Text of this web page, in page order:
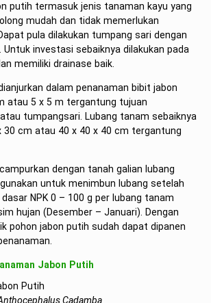
putih termasuk jenis tanaman kayu yang
mudah dan tidak memerlukan
pula dilakukan tumpang sari dengan
Untuk investasi sebaiknya dilakukan pada
memiliki drainase baik.
dalam penanaman bibit jabon
atau 5 x 5 m tergantung tujuan
tumpangsari. Lubang tanam sebaiknya
30 cm atau 40 x 40 x 40 cm tergantung
dengan tanah galian lubang
untuk menimbun lubang setelah
NPK 0 – 100 g per lubang tanam
hujan (Desember – Januari). Dengan
pohon jabon putih sudah dapat dipanen
Jabon Putih
Putih
Cadamba